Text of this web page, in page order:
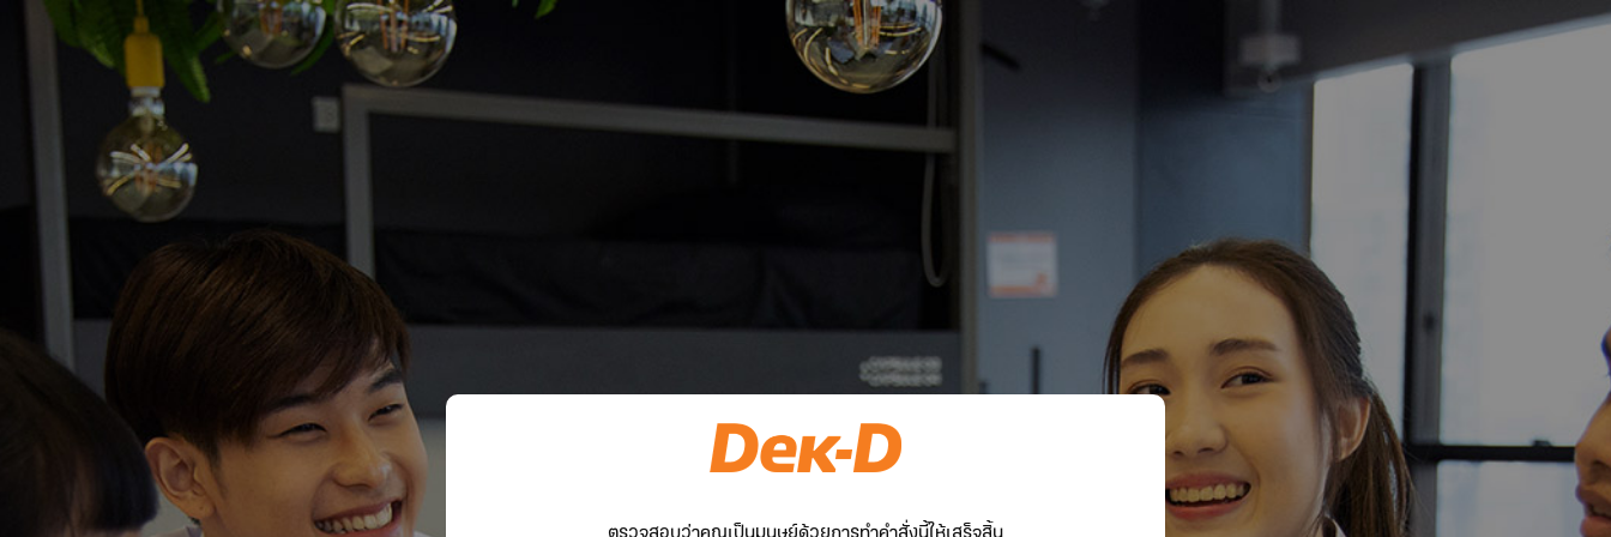
ตรวจสอบว่าคุณเป็นมนุษย์ด้วยการทำคำสั่งนี้ให้เสร็จสิ้น